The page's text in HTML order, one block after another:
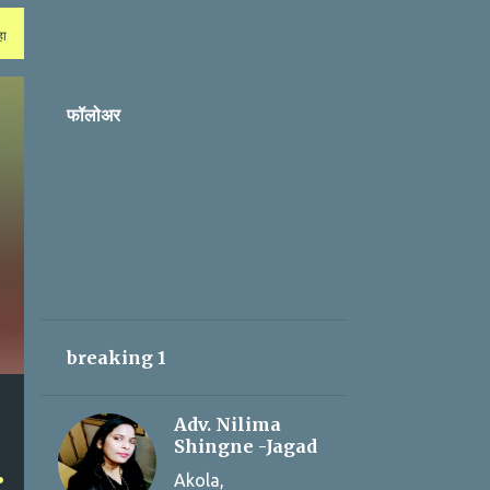
फॉलोअर
breaking 1
Adv. Nilima
Shingne -Jagad
Akola,